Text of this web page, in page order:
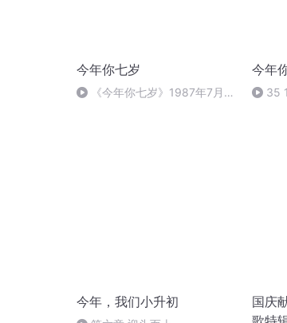
今年你七岁
《今年你七岁》1987年7月2
今年
35
今年，我们小升初
国庆